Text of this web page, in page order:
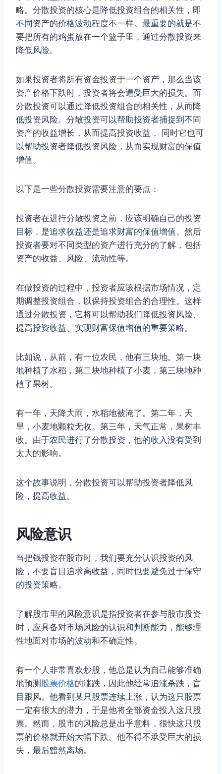
略。分散投资的核心是降低投资组合的相关性，即
不同资产的价格波动程度不一样。最重要的就是不
要把所有的鸡蛋放在一个篮子里，通过分散投资来
降低风险。
如果投资者将所有资金投资于一个资产，那么当该
资产价格下跌时，投资者将会遭受巨大的损失。而
分散投资可以通过降低投资组合的相关性，从而降
低投资风险。分散投资可以帮助投资者捕捉到不同
资产的收益增长，从而提高投资收益， 同时它也可
以帮助投资者降低投资风险，从而实现财富的保值
增值。
以下是一些分散投资需要注意的要点：
投资者在进行分散投资之前，应该明确自己的投资
目标，是追求收益还是追求财富的保值增值。然后
投资者要对不同类型的资产进行充分的了解，包括
资产的收益、风险、流动性等。
在做投资的过程中，投资者应该根据市场情况，定
期调整投资组合，以保持投资组合的合理性。这样
通过分散投资，它将可以帮助我们降低投资风险、
提高投资收益、实现财富保值增值的重要策略。
比如说，从前，有一位农民，他有三块地。第一块
地种植了水稻，第二块地种植了小麦，第三块地种
植了果树。
有一年，天降大雨，水稻地被淹了。第二年，天
旱，小麦地颗粒无收。第三年，天气正常，果树丰
收。由于农民进行了分散投资，他的收入没有受到
太大的影响。
这个故事说明，分散投资可以帮助投资者降低风
险，提高收益。
风险意识
当把钱投资在股市时，我们要充分认识投资的风
险，不要盲目追求高收益，同时也要避免过于保守
的投资策略。
了解股市里的风险意识是指投资者在参与股市投资
时，应具备对市场风险的认识和判断能力，能够理
性地面对市场的波动和不确定性。
有一个人非常喜欢炒股，他总是认为自己能够准确
地预测 股票价格的涨跌，因此他经常追涨杀跌，盲
目跟风。他看到某只股票连续上涨，认为这只股票
一定有很大的潜力，于是他将全部资金投入这只股
票。然而，股市的风险总是出乎意料，很快这只股
票的价格就开始大幅下跌。他不得不承受巨大的损
失，最后黯然离场。